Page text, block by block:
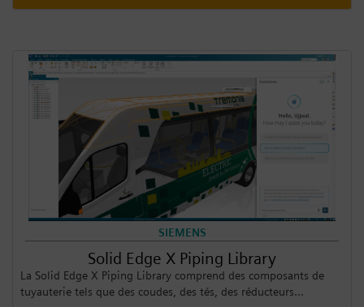
SIEMENS
Solid Edge X Piping Library
La Solid Edge X Piping Library comprend des composants de
tuyauterie tels que des coudes, des tés, des réducteurs...